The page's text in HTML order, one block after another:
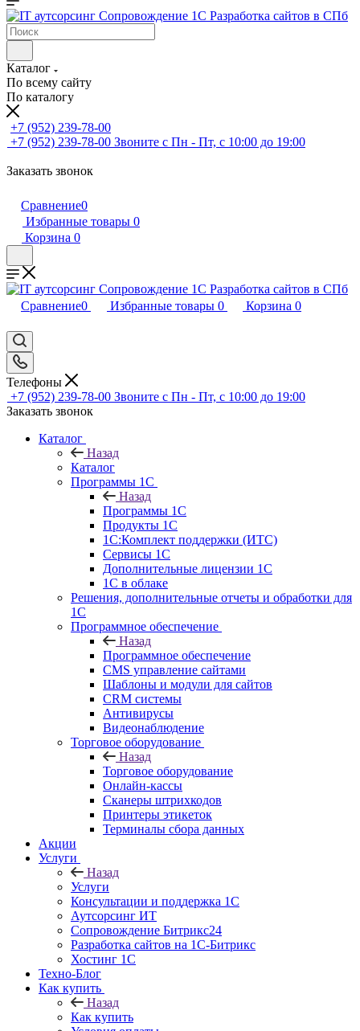
Каталог
По всему сайту
По каталогу
+7 (952) 239-78-00
+7 (952) 239-78-00 Звоните с Пн - Пт, с 10:00 до 19:00
Заказать звонок
Сравнение0
Избранные товары 0
Корзина 0
Сравнение0 Избранные товары 0 Корзина 0
Телефоны
+7 (952) 239-78-00 Звоните с Пн - Пт, с 10:00 до 19:00
Заказать звонок
Каталог
Назад
Каталог
Программы 1С
Назад
Программы 1С
Продукты 1С
1С:Комплект поддержки (ИТС)
Сервисы 1С
Дополнительные лицензии 1С
1С в облаке
Решения, дополнительные отчеты и обработки для
1С
Программное обеспечение
Назад
Программное обеспечение
CMS управление сайтами
Шаблоны и модули для сайтов
CRM системы
Антивирусы
Видеонаблюдение
Торговое оборудование
Назад
Торговое оборудование
Онлайн-кассы
Сканеры штрихкодов
Принтеры этикеток
Терминалы сбора данных
Акции
Услуги
Назад
Услуги
Консультации и поддержка 1C
Аутсорсинг ИТ
Сопровождение Битрикс24
Разработка сайтов на 1С‑Битрикс
Хостинг 1С
Техно-Блог
Как купить
Назад
Как купить